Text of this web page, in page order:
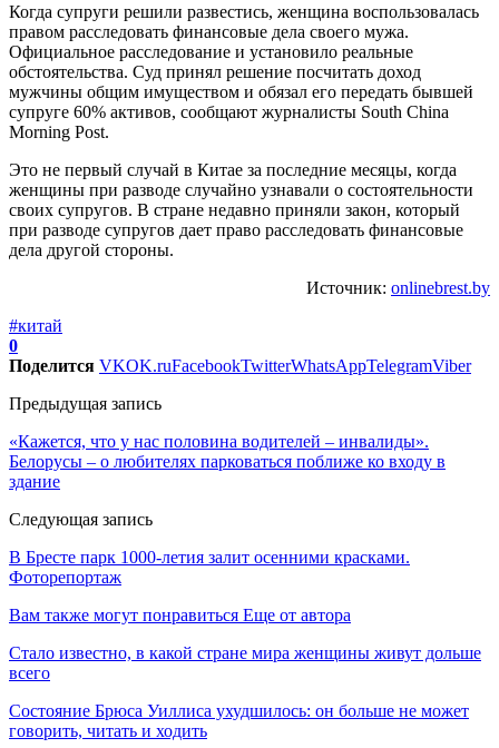
Когда супруги решили развестись, женщина воспользовалась
правом расследовать финансовые дела своего мужа.
Официальное расследование и установило реальные
обстоятельства. Суд принял решение посчитать доход
мужчины общим имуществом и обязал его передать бывшей
супруге 60% активов, сообщают журналисты South China
Morning Post.
Это не первый случай в Китае за последние месяцы, когда
женщины при разводе случайно узнавали о состоятельности
своих супругов. В стране недавно приняли закон, который
при разводе супругов дает право расследовать финансовые
дела другой стороны.
Источник: onlinebrest.by
#китай
0
Поделится VKOK.ruFacebookTwitterWhatsAppTelegramViber
Предыдущая запись
«Кажется, что у нас половина водителей – инвалиды».
Белорусы – о любителях парковаться поближе ко входу в
здание
Следующая запись
В Бресте парк 1000-летия залит осенними красками.
Фоторепортаж
Вам также могут понравиться Еще от автора
Стало известно, в какой стране мира женщины живут дольше
всего
Состояние Брюса Уиллиса ухудшилось: он больше не может
говорить, читать и ходить